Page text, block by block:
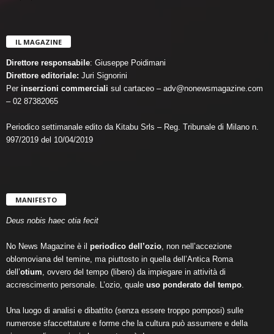
IL MAGAZINE
Direttore responsabile: Giuseppe Poidimani
Direttore editoriale: Juri Signorini
Per inserzioni commerciali sul cartaceo – adv@nonewsmagazine.com
– 02 87382065
Periodico settimanale edito da Kitabu Srls – Reg. Tribunale di Milano n.
997/2019 del 10/04/2019
MANIFESTO
Deus nobis haec otia fecit
No News Magazine è il periodico dell’ozio, non nell’accezione
oblomoviana del temine, ma piuttosto in quella dell’Antica Roma
dell’otium, ovvero del tempo (libero) da impiegare in attività di
accrescimento personale. L’ozio, quale uso ponderato del tempo.
Una luogo di analisi e dibattito (senza essere troppo pomposi) sulle
numerose sfaccettature e forme che la cultura può assumere e della